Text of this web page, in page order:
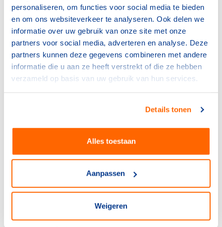
personaliseren, om functies voor social media te bieden
en om ons websiteverkeer te analyseren. Ook delen we
informatie over uw gebruik van onze site met onze
partners voor social media, adverteren en analyse. Deze
partners kunnen deze gegevens combineren met andere
informatie die u aan ze heeft verstrekt of die ze hebben
verzameld op basis van uw gebruik van hun services.
Details tonen
Alles toestaan
Aanpassen
Weigeren
NOC*NSF
Verlos het midden- en
voor sportblessures
15 juli 2026
voor een sterke provincie
Frankrijk kiest voor Thialf:
olympisch schaatsen 2030 in
Heerenveen
29 juni 2026
NOC*NSF